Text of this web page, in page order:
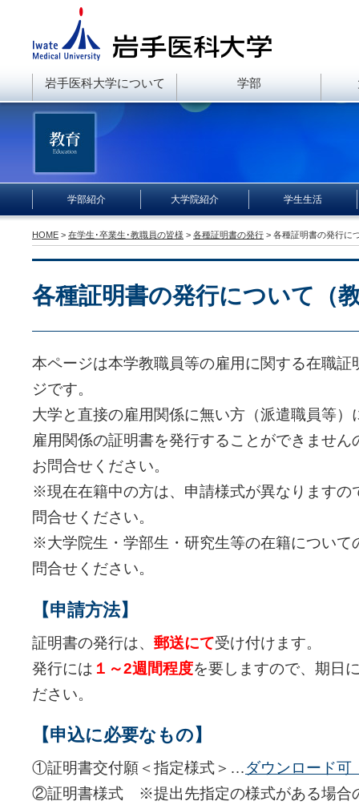
岩手医科大学について 学部
学部紹介 大学院紹介 学生生活
HOME > 在学生･卒業生･教職員の皆様 > 各種証明書の発行 > 各種証明書の発行に
各種証明書の発行について（
本ページは本学教職員等の雇用に関する在職証
ジです。
大学と直接の雇用関係に無い方（派遣職員等
雇用関係の証明書を発行することができませ
お問合せください。
※現在在籍中の方は、申請様式が異なりますの
問合せください。
※大学院生・学部生・研究生等の在籍について
問合せください。
【申請方法】
証明書の発行は、 郵送にて受け付けます。
発行には １～2週間程度を要しますので、期日
ださい。
【申込に必要なもの】
①証明書交付願＜指定様式＞…ダウンロード可
②証明書様式 ※提出先指定の様式がある場合